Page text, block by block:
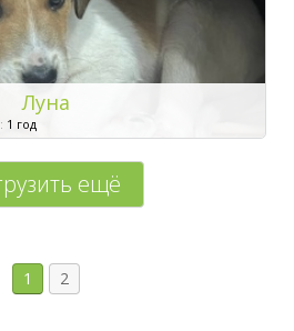
Луна
1 год
ещё
1 2